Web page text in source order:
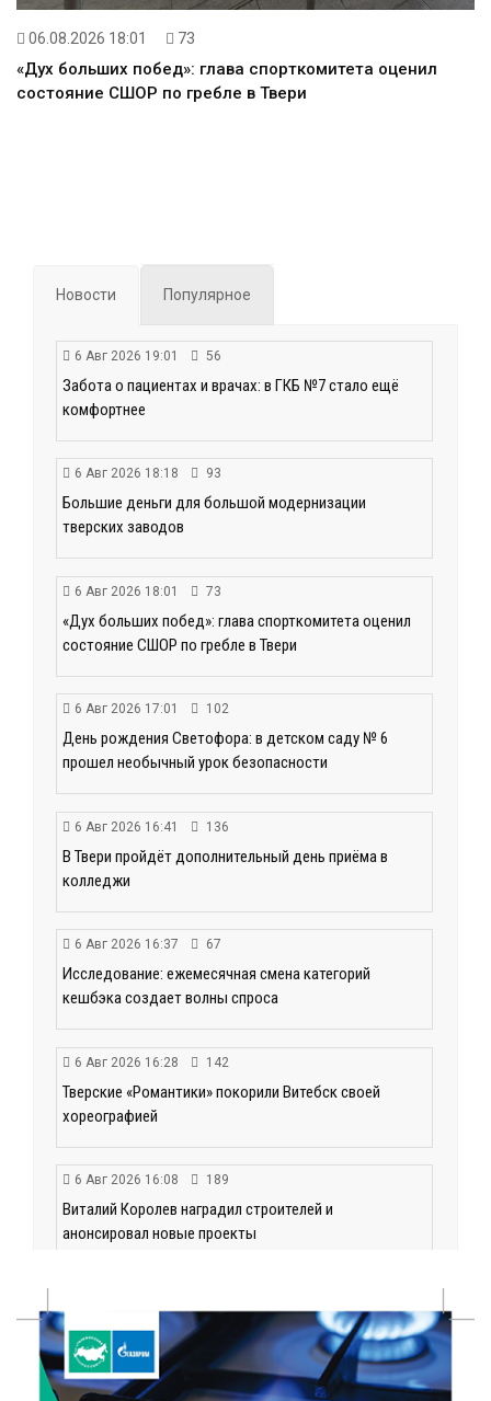
06.08.2026 18:01 73
«Дух больших побед»: глава спорткомитета оценил
состояние СШОР по гребле в Твери
Новости Популярное
6 Авг 2026 19:01 56
Забота о пациентах и врачах: в ГКБ №7 стало ещё
комфортнее
6 Авг 2026 18:18 93
Большие деньги для большой модернизации
тверских заводов
6 Авг 2026 18:01 73
«Дух больших побед»: глава спорткомитета оценил
состояние СШОР по гребле в Твери
6 Авг 2026 17:01 102
День рождения Светофора: в детском саду № 6
прошел необычный урок безопасности
6 Авг 2026 16:41 136
В Твери пройдёт дополнительный день приёма в
колледжи
6 Авг 2026 16:37 67
Исследование: ежемесячная смена категорий
кешбэка создает волны спроса
6 Авг 2026 16:28 142
Тверские «Романтики» покорили Витебск своей
хореографией
6 Авг 2026 16:08 189
Виталий Королев наградил строителей и
анонсировал новые проекты
Объем выдачи ипотеки в России вырос на 38%
6 Авг 2026 16:01 114